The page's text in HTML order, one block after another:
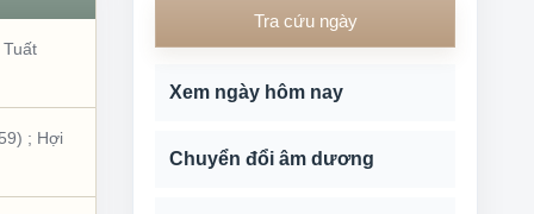
Tuất
; Hợi
Tra cứu ngày
Xem ngày hôm nay
Chuyển đổi âm dương